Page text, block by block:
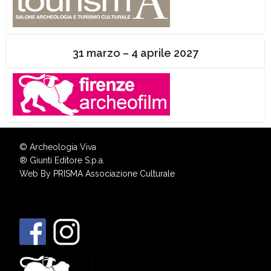
31 marzo – 4 aprile 2027
© Archeologia Viva
® Giunti Editore S.p.a.
Web By PRISMA Associazione Culturale